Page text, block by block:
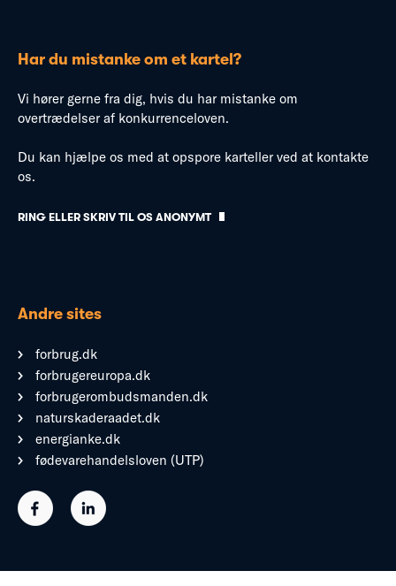
Har du mistanke om et kartel?
Vi hører gerne fra dig, hvis du har mistanke om
overtrædelser af konkurrenceloven.
Du kan hjælpe os med at opspore karteller ved at kontakte
os.
RING ELLER SKRIV TIL OS ANONYMT
Andre sites
forbrug.dk
forbrugereuropa.dk
forbrugerombudsmanden.dk
naturskaderaadet.dk
energianke.dk
fødevarehandelsloven (UTP)